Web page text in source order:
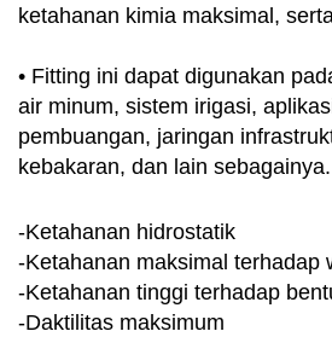
ketahanan kimia maksimal,
• Fitting ini dapat digunakan
air minum, sistem irigasi,
pembuangan, jaringan
kebakaran, dan lain sebagainya.
-Ketahanan hidrostatik
-Ketahanan maksimal terhadap
-Ketahanan tinggi terhadap
-Daktilitas maksimum